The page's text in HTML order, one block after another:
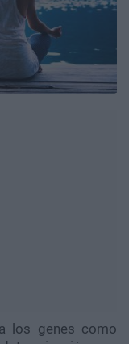
los genes como